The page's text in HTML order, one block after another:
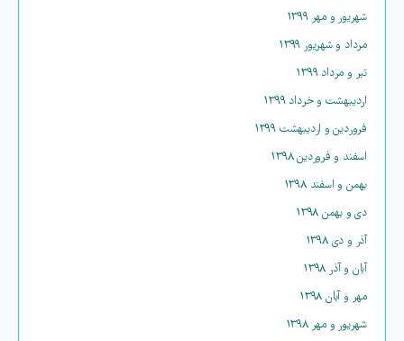
شهریور و مهر ۱۳۹۹
مرداد و شهریور ۱۳۹۹
تیر و مرداد ۱۳۹۹
اردیبهشت و خرداد ۱۳۹۹
فروردین و اردیبهشت ۱۳۹۹
اسفند و فروردین ۱۳۹۸
بهمن و اسفند ۱۳۹۸
دی و بهمن ۱۳۹۸
آذر و دی ۱۳۹۸
آبان و آذر ۱۳۹۸
مهر و آبان ۱۳۹۸
شهریور و مهر ۱۳۹۸